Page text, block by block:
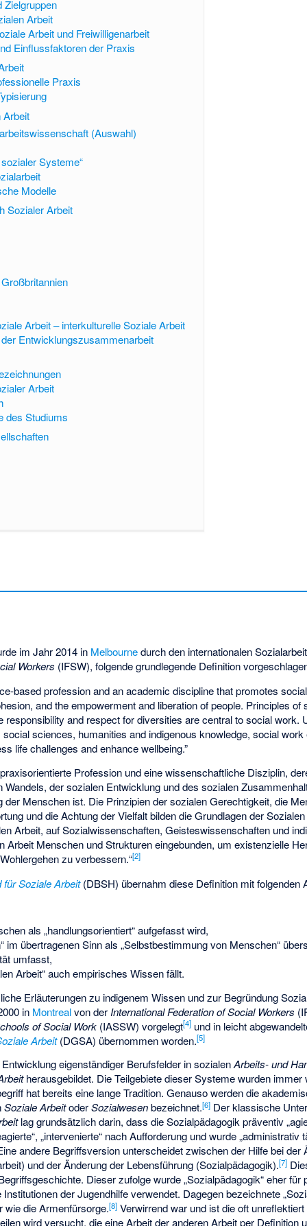
Zielgruppen
Arbeit
Arbeit und Freiwilligenarbeit
Einflussfaktoren der Praxis
Praxis
Arbeit
(Auswahl)
Systeme“
Modelle
Sozialer Arbeit
Arbeit – interkulturelle Soziale Arbeit
Entwicklungszusammenarbeit
Arbeit
des Studiums
im Jahr 2014 in Melbournedurch den internationalen
Workers (IFSW), folgende grundlegende Definition
based profession and an academic discipline that promotes
and the empowerment and liberation of people. Principles of
responsibility and respect for diversities are central to social work.
sciences, humanities and indigenous knowledge, social work
life challenges and enhance wellbeing.”
Profession und eine wissenschaftliche Disziplin,
Wandels, der sozialen Entwicklung und des sozialen
der Menschen ist. Die Prinzipien der sozialen Gerechtigkeit, die
und die Achtung der Vielfalt bilden die Grundlagen der
Arbeit, auf Sozialwissenschaften, Geisteswissenschaften und
Arbeit Menschen und Strukturen eingebunden, um existenzielle
zu verbessern.“[2]
Soziale Arbeit(DBSH) übernahm diese Definition mit folgenden
als „handlungsorientiert“ aufgefasst wird,
im übertragenen Sinn als „Selbstbestimmung von Menschen“
umfasst,
Arbeit“ auch empirisches Wissen fällt.
Erläuterungen zu indigenem Wissen und zur Begründung
in Montrealvon der International Federation of Social Workers
of Social Work (IASSW) vorgelegt[4] und in leicht
Arbeit(DGSA) übernommen worden.[5]
eigenständiger Berufsfelder in sozialenArbeits- und
herausgebildet. Die Teilgebiete dieser Systeme wurden immer
hat bereits eine lange Tradition. Genauso werden die
Soziale ArbeitoderSozialwesenbezeichnet.[6] Der klassische
lag grundsätzlich darin, dass die Sozialpädagogik präventiv
„intervenierte“ nach Aufforderung und wurde „administrativ
andere Begriffsversion unterscheidet zwischen der Hilfe bei der
und der Änderung der Lebensführung (Sozialpädagogik).[7]
Dieser zufolge wurde „Sozialpädagogik“ eher für
der Jugendhilfe verwendet. Dagegen bezeichnete
wie die Armenfürsorge.[8] Verwirrend war und ist die oft
wird versucht, die eine Arbeit der anderen Arbeit per Definition